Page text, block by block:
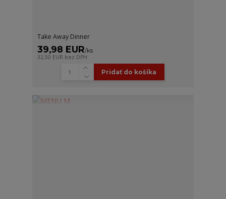
Take Away Dinner
39,98 EUR/ks
32,50 EUR bez DPH
Pridať do košíka